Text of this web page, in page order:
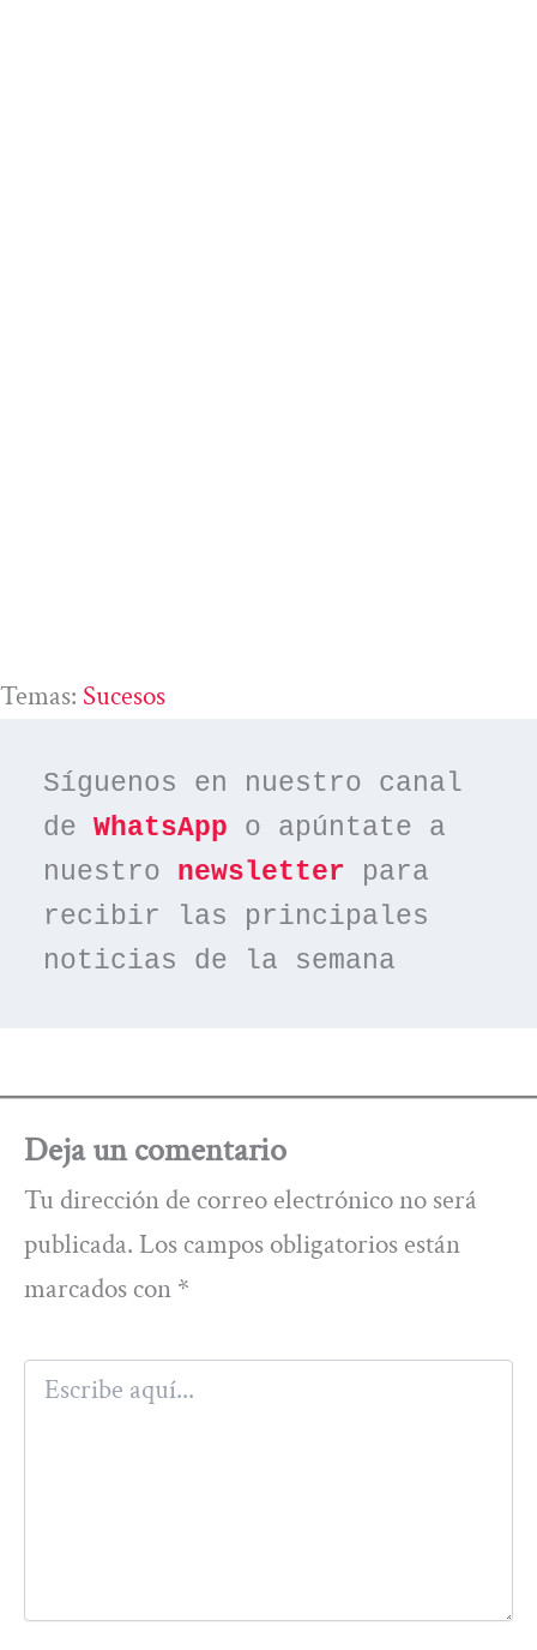
Temas: Sucesos
Síguenos en nuestro canal
de WhatsApp o apúntate a
nuestro newsletter para
recibir las principales
noticias de la semana
Deja un comentario
Tu dirección de correo electrónico no será
publicada. Los campos obligatorios están
marcados con *
aquí...